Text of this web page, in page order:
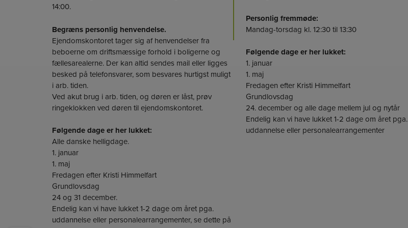
14:00.
Begræns personlig henvendelse.
Ejendomskontoret tager sig af henvendelser fra
beboerne om driftsmæssige forhold i boligerne og
fællesarealerne. Der kan altid sendes mail eller ligges
besked på telefonsvarer, som besvares hurtigst muligt
i arb. tiden.
Ved akut brug i arb. tiden, og døren er låst, prøv
ringeklokken ved døren til ejendomskontoret.
Følgende dage er her lukket:
Alle danske helligdage.
1. januar
1. maj
Fredagen efter Kristi Himmelfart
Grundlovsdag
24 og 31 december.
Endelig kan vi have lukket 1-2 dage om året pga.
uddannelse eller personalearrangementer, se dette på
Personlig fremmøde:
Mandag-torsdag kl. 12:30 til 13:30
Følgende dage er her lukket:
1. januar
1. maj
Fredagen efter Kristi Himmelfart
Grundlovsdag
24. december og alle dage mellem jul og nytår
Endelig kan vi have lukket 1-2 dage om året pga.
uddannelse eller personalearrangementer